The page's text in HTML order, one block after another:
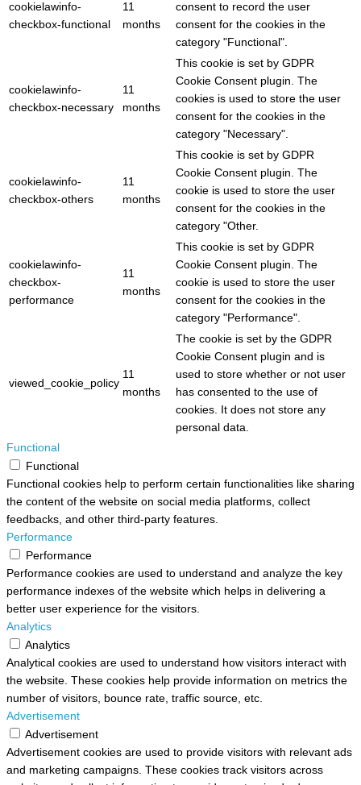
cookielawinfo-
checkbox-functional
11
months
consent to record the user
consent for the cookies in the
category "Functional".
cookielawinfo-
checkbox-necessary
11
months
This cookie is set by GDPR
Cookie Consent plugin. The
cookies is used to store the user
consent for the cookies in the
category "Necessary".
cookielawinfo-
checkbox-others
11
months
This cookie is set by GDPR
Cookie Consent plugin. The
cookie is used to store the user
consent for the cookies in the
category "Other.
cookielawinfo-
checkbox-
performance
11
months
This cookie is set by GDPR
Cookie Consent plugin. The
cookie is used to store the user
consent for the cookies in the
category "Performance".
viewed_cookie_policy
11
months
The cookie is set by the GDPR
Cookie Consent plugin and is
used to store whether or not user
has consented to the use of
cookies. It does not store any
personal data.
Functional
Functional
Functional cookies help to perform certain functionalities like sharing
the content of the website on social media platforms, collect
feedbacks, and other third-party features.
Performance
Performance
Performance cookies are used to understand and analyze the key
performance indexes of the website which helps in delivering a
better user experience for the visitors.
Analytics
Analytics
Analytical cookies are used to understand how visitors interact with
the website. These cookies help provide information on metrics the
number of visitors, bounce rate, traffic source, etc.
Advertisement
Advertisement
Advertisement cookies are used to provide visitors with relevant ads
and marketing campaigns. These cookies track visitors across